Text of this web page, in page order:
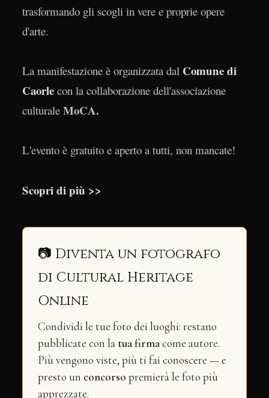
trasformando gli scogli in vere e proprie opere
d'arte.
La manifestazione è organizzata dal Comune di
Caorlecon la collaborazione dell'associazione
culturale MoCA.
L'evento è gratuito e aperto a tutti, non mancate!
Scopri di più >>
📷 Diventa un fotografo
di Cultural Heritage
Online
Condividi le tue foto dei luoghi: restano
pubblicate con la tua firmacome autore.
Più vengono viste, più ti fai conoscere — e
presto un concorso premierà le foto più
apprezzate.